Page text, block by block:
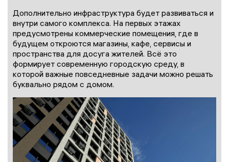
Дополнительно инфраструктура будет развиваться и
внутри самого комплекса. На первых этажах
предусмотрены коммерческие помещения, где в
будущем откроются магазины, кафе, сервисы и
пространства для досуга жителей. Всё это
формирует современную городскую среду, в
которой важные повседневные задачи можно решать
буквально рядом с домом.